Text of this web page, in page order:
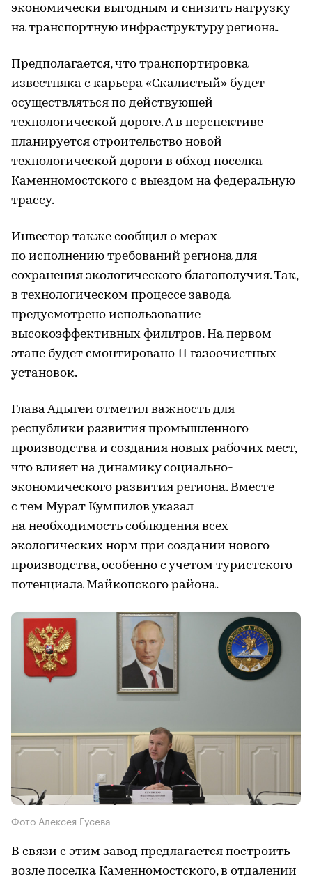
экономически выгодным и снизить нагрузку
на транспортную инфраструктуру региона.
Предполагается, что транспортировка
известняка с карьера «Скалистый» будет
осуществляться по действующей
технологической дороге. А в перспективе
планируется строительство новой
технологической дороги в обход поселка
Каменномостского с выездом на федеральную
трассу.
Инвестор также сообщил о мерах
по исполнению требований региона для
сохранения экологического благополучия. Так,
в технологическом процессе завода
предусмотрено использование
высокоэффективных фильтров. На первом
этапе будет смонтировано 11 газоочистных
установок.
Глава Адыгеи отметил важность для
республики развития промышленного
производства и создания новых рабочих мест,
что влияет на динамику социально-
экономического развития региона. Вместе
с тем Мурат Кумпилов указал
на необходимость соблюдения всех
экологических норм при создании нового
производства, особенно с учетом туристского
потенциала Майкопского района.
Фото Алексея Гусева
В связи с этим завод предлагается построить
возле поселка Каменномостского, в отдалении